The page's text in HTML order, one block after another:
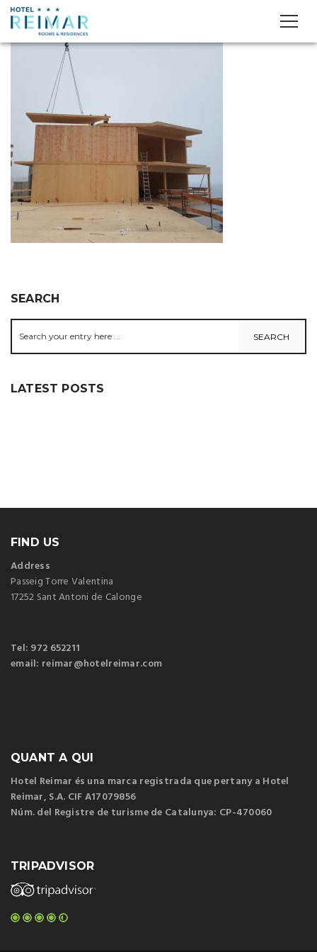
SEARCH
LATEST POSTS
FIND US
Address
Passeig Torre Valentina
17252 Sant Antoni de Calonge
Tel: 972 652211
email: reimar@hotelreimar.com
QUANT A QUI
Hotel Reimar és una marca registrada que pertany a Hotel
Reimar, S.A. CIF A17079856
Núm. del Registre de turisme de Catalunya: CP-470060
TRIPADVISOR